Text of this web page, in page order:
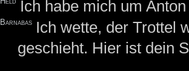
Ich habe mich um
Barnabas Ich wette, der Trottel
geschieht. Hier ist dein